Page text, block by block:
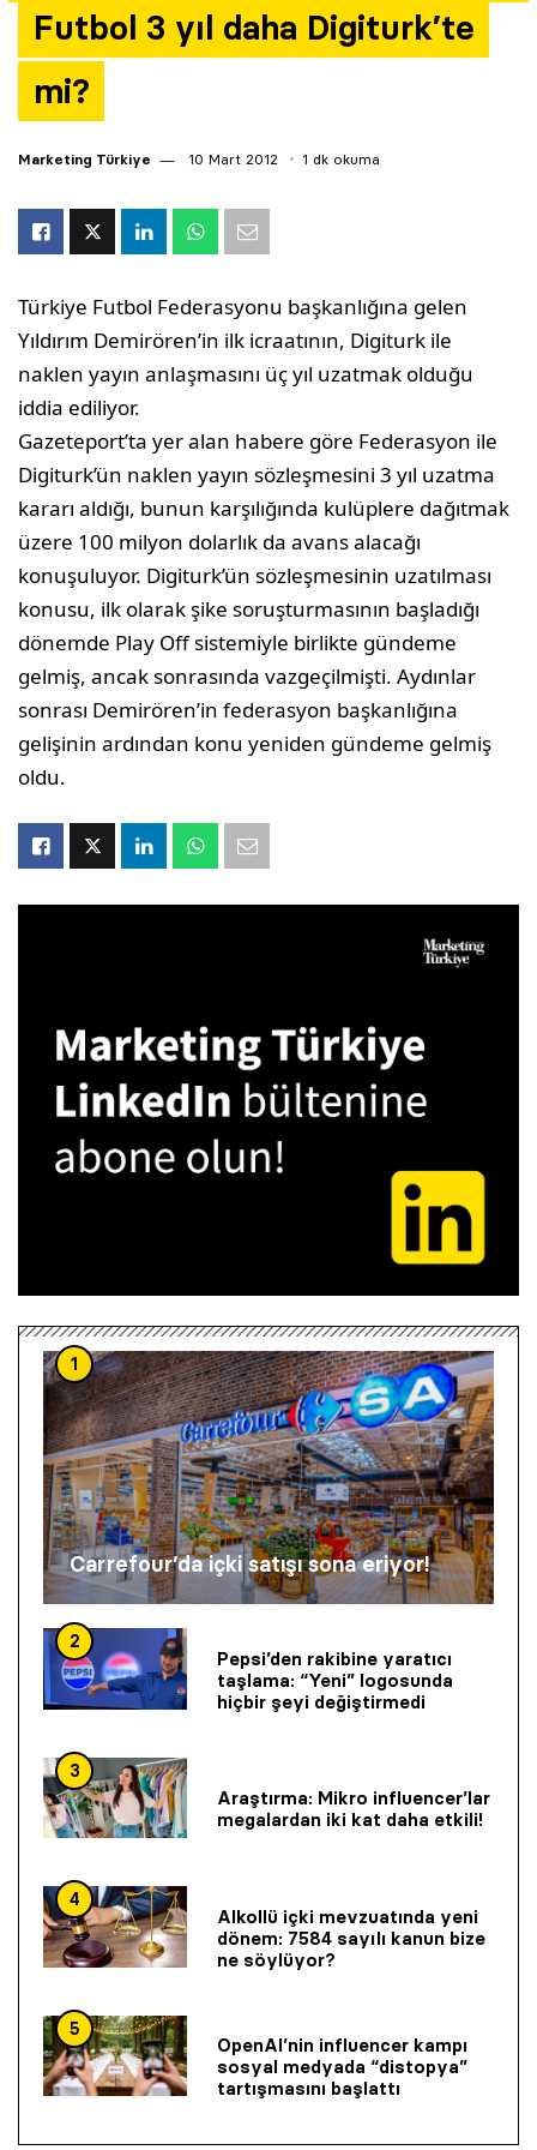
Futbol 3 yıl daha Digiturk’te
mi?
Marketing Türkiye 10 Mart 2012 1 dk okuma
Türkiye Futbol Federasyonu başkanlığına gelen
Yıldırım Demirören’in ilk icraatının, Digiturk ile
naklen yayın anlaşmasını üç yıl uzatmak olduğu
iddia ediliyor.
Gazeteport’ta yer alan habere göre Federasyon ile
Digiturk’ün naklen yayın sözleşmesini 3 yıl uzatma
kararı aldığı, bunun karşılığında kulüplere dağıtmak
üzere 100 milyon dolarlık da avans alacağı
konuşuluyor. Digiturk’ün sözleşmesinin uzatılması
konusu, ilk olarak şike soruşturmasının başladığı
dönemde Play Off sistemiyle birlikte gündeme
gelmiş, ancak sonrasında vazgeçilmişti. Aydınlar
sonrası Demirören’in federasyon başkanlığına
gelişinin ardından konu yeniden gündeme gelmiş
oldu.
1
Carrefour’da içki satışı sona eriyor!
2
Pepsi’den rakibine yaratıcı
taşlama: “Yeni” logosunda
hiçbir şeyi değiştirmedi
3
Araştırma: Mikro influencer’lar
megalardan iki kat daha etkili!
4
Alkollü içki mevzuatında yeni
dönem: 7584 sayılı kanun bize
ne söylüyor?
5
OpenAI’nin influencer kampı
sosyal medyada “distopya”
tartışmasını başlattı
Yazarlar
Araştırma